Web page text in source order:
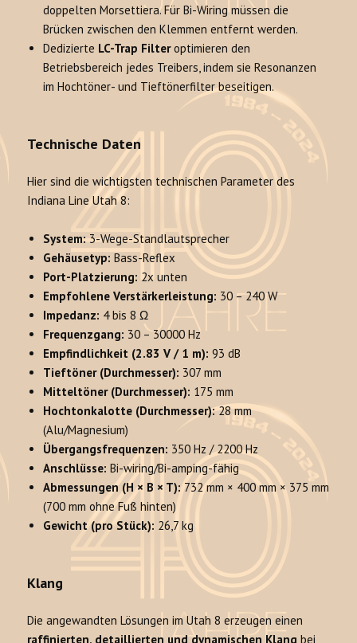
doppelten Morsettiera. Für Bi-Wiring müssen die
Brücken zwischen den Klemmen entfernt werden.
Dedizierte LC-Trap Filteroptimieren den
Betriebsbereich jedes Treibers, indem sie Resonanzen
im Hochtöner- und Tieftönerfilter beseitigen.
Technische Daten
Hier sind die wichtigsten technischen Parameter des
Indiana Line Utah 8:
System: 3-Wege-Standlautsprecher
Gehäusetyp: Bass-Reflex
Port-Platzierung: 2x unten
Empfohlene Verstärkerleistung: 30 – 240 W
Impedanz: 4 bis 8 Ω
Frequenzgang: 30 – 30000 Hz
Empfindlichkeit (2.83 V / 1 m): 93 dB
Tieftöner (Durchmesser): 307 mm
Mitteltöner (Durchmesser): 175 mm
Hochtonkalotte (Durchmesser):28 mm
(Alu/Magnesium)
Übergangsfrequenzen: 350 Hz / 2200 Hz
Anschlüsse: Bi-wiring/Bi-amping-fähig
Abmessungen (H × B × T):732 mm × 400 mm × 375 mm
(700 mm ohne Fuß hinten)
Gewicht (pro Stück): 26,7 kg
Klang
Die angewandten Lösungen im Utah 8 erzeugen einen
raffinierten, detaillierten und dynamischen Klang bei